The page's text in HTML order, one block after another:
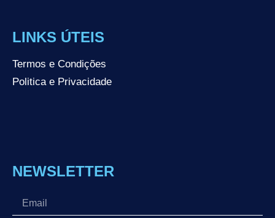
LINKS ÚTEIS
Termos e Condições
Politica e Privacidade
NEWSLETTER